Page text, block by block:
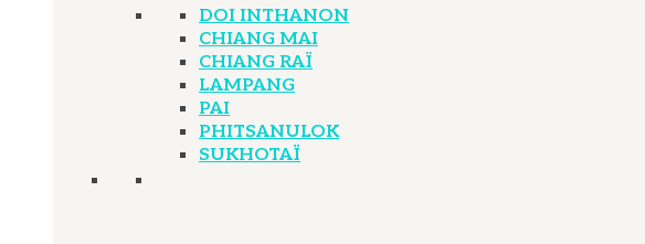
DOI INTHANON
CHIANG MAI
CHIANG RAÏ
LAMPANG
PAI
PHITSANULOK
SUKHOTAÏ